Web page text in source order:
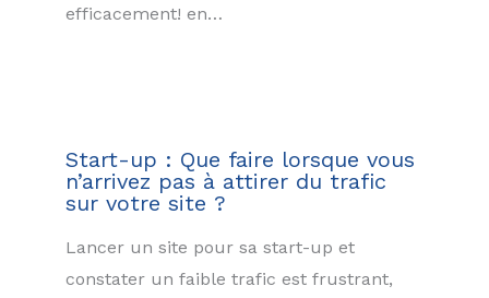
efficacement! en…
Start-up : Que faire lorsque vous
n’arrivez pas à attirer du trafic
sur votre site ?
Lancer un site pour sa start-up et
constater un faible trafic est frustrant,